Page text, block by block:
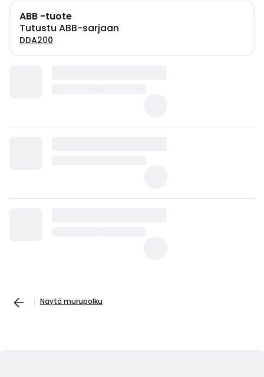
ABB -tuote
Tutustu ABB-sarjaan
DDA200
Näytä murupolku